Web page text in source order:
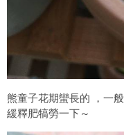
熊童子花期蠻長的 ，一
緩釋肥犒勞一下～